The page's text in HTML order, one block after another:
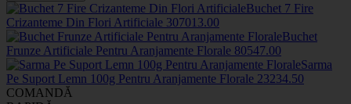
Buchet 7 Fire
Crizanteme Din Flori Artificiale 307013.00
Buchet
Frunze Artificiale Pentru Aranjamente Florale 80547.00
Sarma
Pe Suport Lemn 100g Pentru Aranjamente Florale 23234.50
COMANDĂ